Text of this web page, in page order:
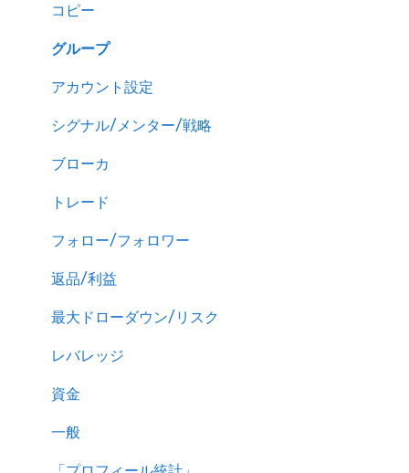
コピー
グループ
アカウント設定
シグナル/メンター/戦略
ブローカ
トレード
フォロー/フォロワー
返品/利益
最大ドローダウン/リスク
レバレッジ
資金
一般